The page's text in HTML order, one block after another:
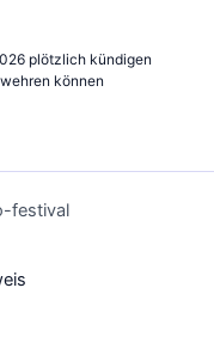
plötzlich kündigen
können
festival